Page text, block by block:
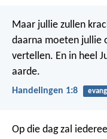
Maar jullie zullen
daarna moeten jullie
vertellen. En in heel
aarde.
Handelingen 1:8
Op die dag zal